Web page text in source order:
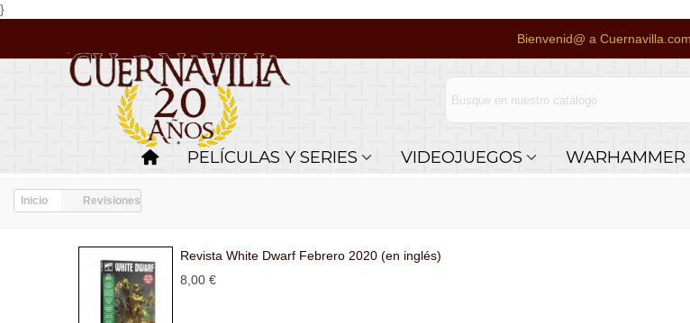
}
Bienvenid@ a
PELÍCULAS Y SERIES VIDEOJUEGOS WARHAMMER
Inicio Revisiones
Revista White Dwarf Febrero 2020 (en inglés)
8,00 €